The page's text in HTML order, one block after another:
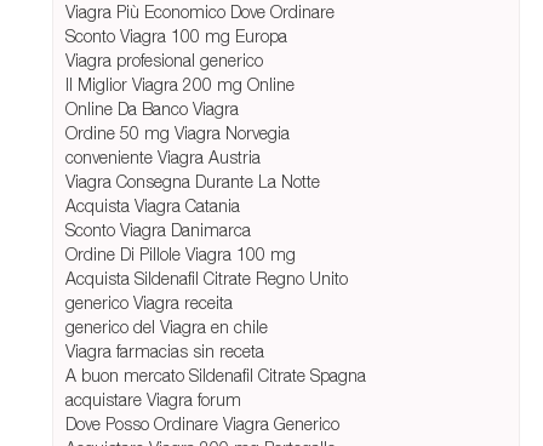
Viagra Più Economico Dove Ordinare
Sconto Viagra 100 mg Europa
Viagra profesional generico
Il Miglior Viagra 200 mg Online
Online Da Banco Viagra
Ordine 50 mg Viagra Norvegia
conveniente Viagra Austria
Viagra Consegna Durante La Notte
Acquista Viagra Catania
Sconto Viagra Danimarca
Ordine Di Pillole Viagra 100 mg
Acquista Sildenafil Citrate Regno Unito
generico Viagra receita
generico del Viagra en chile
Viagra farmacias sin receta
A buon mercato Sildenafil Citrate Spagna
acquistare Viagra forum
Dove Posso Ordinare Viagra Generico